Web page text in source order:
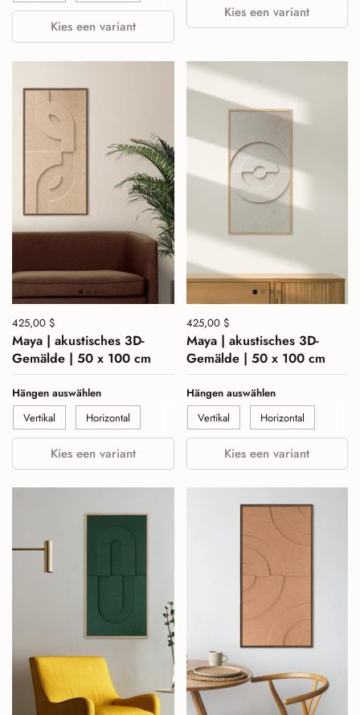
Kies een variant
Kies een variant
Preis:
425,00 $
Maya | akustisches 3D-
Gemälde | 50 x 100 cm
Hängen auswählen
Vertikal
Horizontal
Kies een variant
Preis:
425,00 $
Maya | akustisches 3D-
Gemälde | 50 x 100 cm
Hängen auswählen
Vertikal
Horizontal
Kies een variant